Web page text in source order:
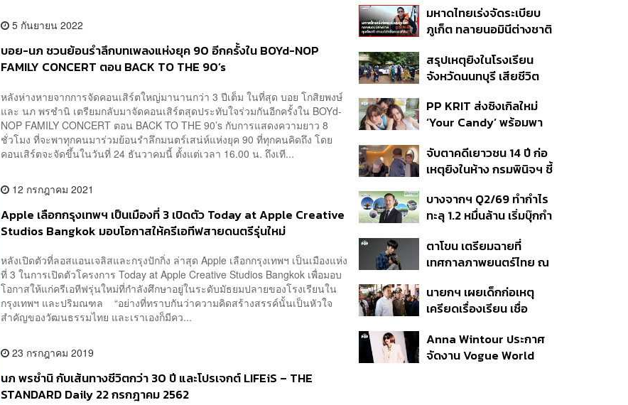
5 กันยายน 2022
บอย-นภ ชวนย้อนรำลึกบทเพลงแห่งยุค 90 อีกครั้งใน BOYd-NOP
FAMILY CONCERT ตอน BACK TO THE 90’s
หลังห่างหายจากการจัดคอนเสิร์ตใหญ่มานานกว่า 3 ปีเต็ม ในที่สุด บอย โกสิยพงษ์
และ นภ พรชำนิ เตรียมกลับมาจัดคอนเสิร์ตสุดประทับใจร่วมกันอีกครั้งใน BOYd-
NOP FAMILY CONCERT ตอน BACK TO THE 90’s กับการแสดงความยาว 8
ชั่วโมง ที่จะพาทุกคนมาร่วมย้อนรำลึกมนตร์เสน่ห์แห่งยุค 90 ที่ทุกคนคิดถึง โดย
คอนเสิร์ตจะจัดขึ้นในวันที่ 24 ธันวาคมนี้ ตั้งแต่เวลา 16.00 น. ถึงเที...
12 กรกฎาคม 2021
Apple เลือกกรุงเทพฯ เป็นเมืองที่ 3 เปิดตัว Today at Apple Creative
Studios Bangkok มอบโอกาสให้ครีเอทีฟสายดนตรีรุ่นใหม่
หลังเปิดตัวที่ลอสแอนเจลิสและกรุงปักกิ่ง ล่าสุด Apple เลือกกรุงเทพฯ เป็นเมืองแห่ง
ที่ 3 ในการเปิดตัวโครงการ Today at Apple Creative Studios Bangkok เพื่อมอบ
โอกาสให้แก่ครีเอทีฟรุ่นใหม่ที่กำลังศึกษาอยู่ในระดับมัธยมปลายของโรงเรียนใน
กรุงเทพฯ และปริมณฑล “อย่างที่ทราบกันว่าความคิดสร้างสรรค์นั้นเป็นหัวใจ
สำคัญของวัฒนธรรมไทย และเราเองก็มีคว...
23 กรกฎาคม 2019
นภ พรชำนิ กับเส้นทางชีวิตกว่า 30 ปี และโปรเจกต์ LIFEiS – THE
STANDARD Daily 22 กรกฎาคม 2562
นักเรียน
มหาดไทยเร่งจัดระเบียบ
ภูเก็ต ทลายนอมินีต่างชาติ
ที่ดิน เคลียร์ใบอนุญาต
โรงแรมค้าง 7 ปี
สรุปเหตุยิงในโรงเรียน
จังหวัดนนทบุรี เสียชีวิต
ปมค้นประวัติคดีกราดยิงที่
สหรัฐฯ
PP KRIT ส่งซิงเกิลใหม่
‘Your Candy’ พร้อมพา
สิกวิดีโอ
จับตาคดีเยาวชน 14 ปี ก่อ
เหตุยิงในห้าง กรมพินิจฯ ชี้
เนื่อง ประเมินปล่อยตัว
บางจากฯ Q2/69 ทำกำไร
ทะลุ 1.2 หมื่นล้าน เริ่มบุ๊กกำ
แรก หนุนรายได้ครึ่งปีทะลุ
3.2 แสนล้าน
ตาโขน เตรียมฉายที่
เทศกาลภาพยนตร์ไทย ณ
นายกฯ เผยเด็กก่อเหตุ
เครียดเรื่องเรียน เชื่อ
กระสุนอีกกว่า 30 นัด หาก
ไม่จบชีวิตตัวเองอาจสูญ
Anna Wintour ประกาศ
จัดงาน Vogue World